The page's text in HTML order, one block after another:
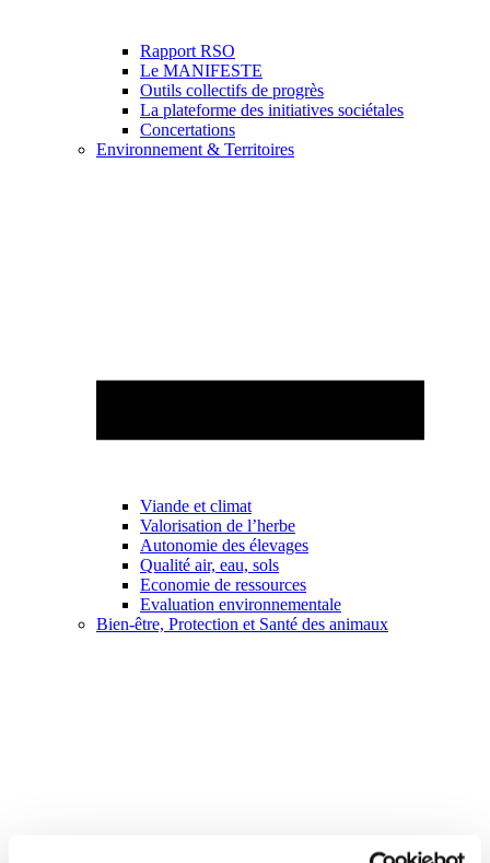
Rapport RSO
Le MANIFESTE
Outils collectifs de progrès
La plateforme des initiatives sociétales
Concertations
Environnement & Territoires
Viande et climat
Valorisation de l’herbe
Autonomie des élevages
Qualité air, eau, sols
Economie de ressources
Evaluation environnementale
Bien-être, Protection et Santé des animaux